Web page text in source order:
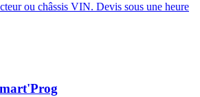
ou châssis VIN. Devis sous une heure